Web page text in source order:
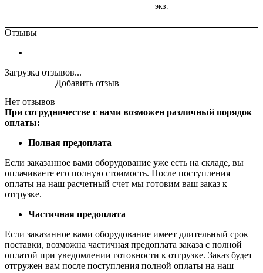
экз.
Отзывы
Загрузка отзывов...
Нет отзывов
Добавить отзыв
При сотрудничестве с нами возможен различный порядок
оплаты:
Полная предоплата
Если заказанное вами оборудование уже есть на складе, вы
оплачиваете его полную стоимость. После поступления
оплаты на наш расчетный счет мы готовим ваш заказ к
отгрузке.
Частичная предоплата
Если заказанное вами оборудование имеет длительный срок
поставки, возможна частичная предоплата заказа с полной
оплатой при уведомлении готовности к отгрузке. Заказ будет
отгружен вам после поступления полной оплаты на наш